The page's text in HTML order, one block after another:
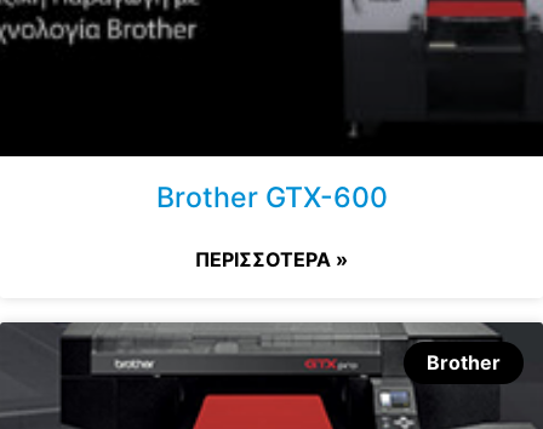
Brother GTX-600
ΠΕΡΙΣΣΟΤΕΡΑ »
Brother